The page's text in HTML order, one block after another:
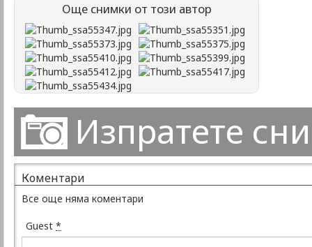
Още снимки от този автор
Изпратете
Коментари
Все още няма коментари
Guest *